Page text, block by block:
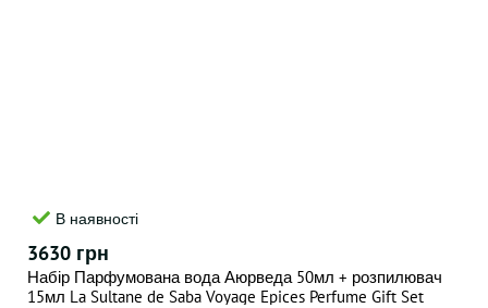
В наявності
3630 грн
Набір Парфумована вода Аюрведа 50мл + розпилювач
15мл La Sultane de Saba Voyage Epices Perfume Gift Set